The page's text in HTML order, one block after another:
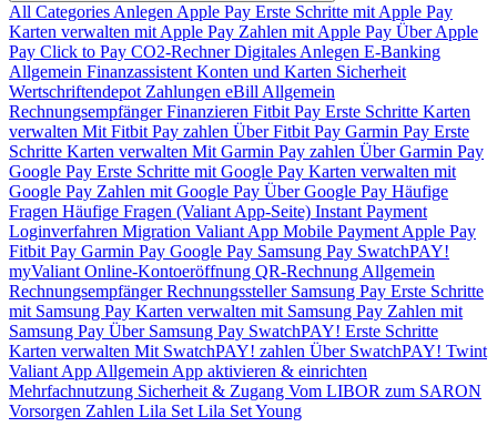
All Categories Anlegen Apple Pay Erste Schritte mit Apple Pay
Karten verwalten mit Apple Pay Zahlen mit Apple Pay Über Apple
Pay Click to Pay CO2-RechnerDigitales Anlegen E-Banking
Allgemein Finanzassistent Konten und Karten Sicherheit
Wertschriftendepot Zahlungen eBill Allgemein
RechnungsempfängerFinanzieren Fitbit Pay Erste Schritte Karten
verwalten Mit Fitbit Pay zahlen Über Fitbit Pay Garmin Pay Erste
Schritte Karten verwalten Mit Garmin Pay zahlen Über Garmin Pay
Google Pay Erste Schritte mit Google Pay Karten verwalten mit
Google Pay Zahlen mit Google Pay Über Google Pay Häufige
Fragen Häufige Fragen (Valiant App-Seite) Instant Payment
Loginverfahren Migration Valiant App Mobile Payment Apple Pay
Fitbit Pay Garmin Pay Google Pay Samsung Pay SwatchPAY!
myValiant Online-Kontoeröffnung QR-Rechnung Allgemein
RechnungsempfängerRechnungssteller Samsung Pay Erste Schritte
mit Samsung Pay Karten verwalten mit Samsung Pay Zahlen mit
Samsung Pay Über Samsung Pay SwatchPAY! Erste Schritte
Karten verwalten Mit SwatchPAY! zahlen Über SwatchPAY! Twint
Valiant App Allgemein App aktivieren & einrichten
Mehrfachnutzung Sicherheit & Zugang Vom LIBOR zum SARON
Vorsorgen Zahlen Lila Set Lila Set Young